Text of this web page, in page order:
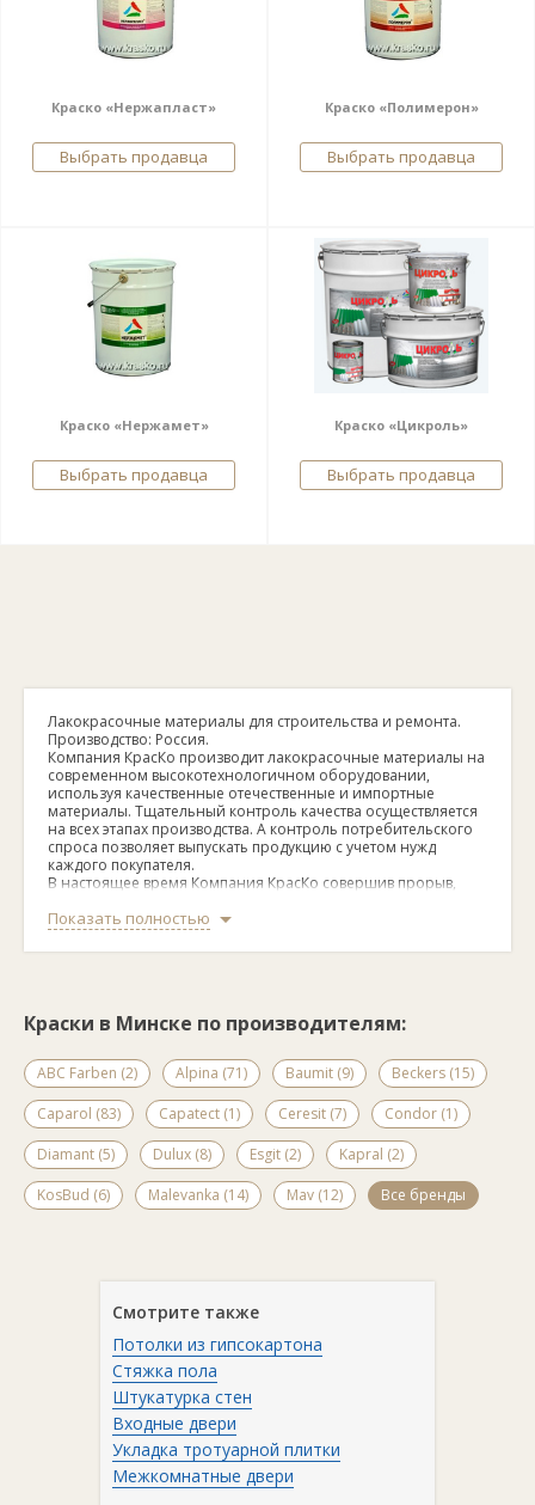
Краско «Нержапласт»
Выбрать продавца
Краско «Полимерон»
Выбрать продавца
Краско «Нержамет»
Выбрать продавца
Краско «Цикроль»
Выбрать продавца
Лакокрасочные материалы для строительства и ремонта.
Производство: Россия.
Компания КрасКо производит лакокрасочные материалы на
современном высокотехнологичном оборудовании,
используя качественные отечественные и импортные
материалы. Тщательный контроль качества осуществляется
на всех этапах производства. А контроль потребительского
спроса позволяет выпускать продукцию с учетом нужд
каждого покупателя.
В настоящее время Компания КрасКо совершив прорыв,
лакокрасочной продукции. Это соответствует стратегии
развития Компании и реалиям динамично развивающегося
рынка. Высокая квалификация сотрудников собственной
— всё это позволяет Компании КрасКо разрабатывать
Показать полностью
Краски в Минске по производителям:
ABC Farben (2) Alpina (71) Baumit (9)
Beckers (15)
Caparol (83)
Capatect (1) Ceresit (7)
Condor (1)
Diamant (5)
Dulux (8) Esgit (2)
Kapral (2)
KosBud (6)
Malevanka (14) Mav (12) Все бренды
Смотрите также
Потолки из гипсокартона
Стяжка пола
Штукатурка стен
Входные двери
Укладка тротуарной плитки
Межкомнатные двери